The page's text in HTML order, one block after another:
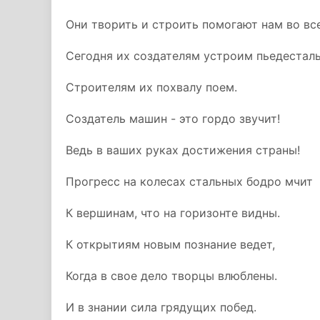
Они творить и строить помогают нам во
Сегодня их создателям устроим
Строителям их похвалу поем.
Создатель машин - это гордо звучит!
Ведь в ваших руках достижения страны!
Прогресс на колесах стальных бодро мчит
К вершинам, что на горизонте видны.
К открытиям новым познание ведет,
Когда в свое дело творцы влюблены.
И в знании сила грядущих побед.